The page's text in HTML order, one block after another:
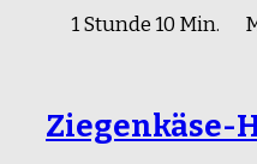
1 Stunde 10 Min.
Ziegenkäse-